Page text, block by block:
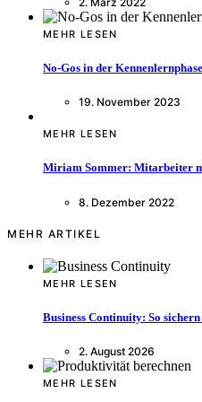
MEHR LESEN
No-Gos in der
19. November 2023
MEHR LESEN
Miriam Sommer: Mitarbeiter
8. Dezember 2022
MEHR ARTIKEL
MEHR LESEN
Business Continuity: So
2. August 2026
MEHR LESEN